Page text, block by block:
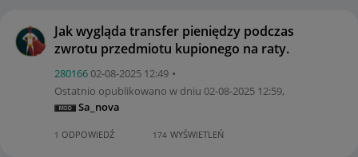
Jak wygląda transfer pieniędzy podczas
zwrotu przedmiotu kupionego na raty.
280166‎02-08-2025 12:49
Ostatnio opublikowano w dniu ‎02-08-2025 12:59,
Sa_nova
1 ODPOWIEDŹ 174 WYŚWIETLEŃ